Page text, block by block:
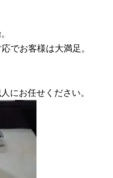
でお客様は大満足。
にお任せください。